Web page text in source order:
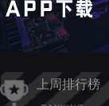
上周排行榜